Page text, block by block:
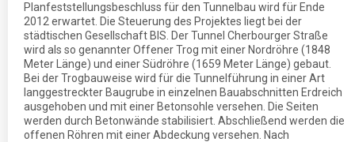
Planfeststellungsbeschluss für den Tunnelbau wird für Ende
2012 erwartet. Die Steuerung des Projektes liegt bei der
städtischen Gesellschaft BIS. Der Tunnel Cherbourger Straße
wird als so genannter Offener Trog mit einer Nordröhre (1848
Meter Länge) und einer Südröhre (1659 Meter Länge) gebaut.
Bei der Trogbauweise wird für die Tunnelführung in einer Art
langgestreckter Baugrube in einzelnen Bauabschnitten Erdreich
ausgehoben und mit einer Betonsohle versehen. Die Seiten
werden durch Betonwände stabilisiert. Abschließend werden die
offenen Röhren mit einer Abdeckung versehen. Nach